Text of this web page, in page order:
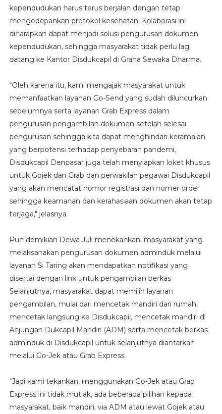
kependudukan harus terus berjalan dengan tetap
mengedepankan protokol kesehatan. Kolaborasi ini
diharapkan dapat menjadi solusi pengurusan dokumen
kependudukan, sehingga masyarakat tidak perlu lagi
datang ke Kantor Disdukcapil di Graha Sewaka Dharma.
“Oleh karena itu, kami mengajak masyarakat untuk
memanfaatkan layanan Go-Send yang sudah diluncurkan
sebelumnya serta layanan Grab Express dalam
pengurusan pengambilan dokumen setelah selesai
pengurusan sehingga kita dapat menghindari keramaian
yang berpotensi terhadap penyebaran pandemi,
Disdukcapil Denpasar juga telah menyiapkan loket khusus
untuk Gojek dan Grab dan perwakilan pegawai Disdukcapil
yang akan mencatat nomor registrasi dan nomer order
sehingga keamanan dan kerahasiaan dokumen akan tetap
terjaga," jelasnya.
Pun demikian Dewa Juli menekankan, masyarakat yang
melaksanakan pengurusan dokumen adminduk melalui
layanan Si Taring akan mendapatkan notifikasi yang
disertai dengan link untuk pengambilan berkas
Selanjutnya, masyarakat dapat memilih layanan
pengambilan, mulai dari mencetak mandiri dari rumah,
mencetak langsung ke Disdukcapil, mencetak mandiri di
Anjungan Dukcapil Mandiri (ADM) serta mencetak berkas
adminduk di Disdukcapil untuk selanjutnya diantarkan
melalui Go-Jek atau Grab Express.
"Jadi kami tekankan, menggunakan Go-Jek atau Grab
Express ini tidak mutlak, ada beberapa pilihan kepada
masyarakat, baik mandiri, via ADM atau lewat Gojek atau